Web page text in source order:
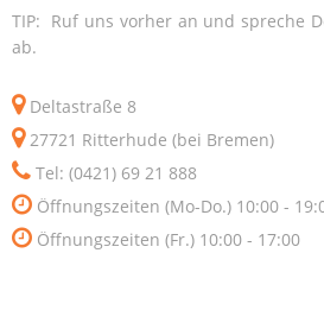
TIP: Ruf uns vorher an und spreche
ab.
Deltastraße 8
27721 Ritterhude (bei Bremen)
Tel: (0421) 69 21 888
Öffnungszeiten (Mo-Do.) 10:00 -
Öffnungszeiten (Fr.) 10:00 - 17:00